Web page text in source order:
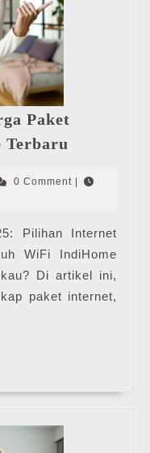
Paket
Terbaru
|
Pasang
WiFi
IndiHome
Terbaru
0 Comment
Pilihan Internet
WiFi IndiHome
Di artikel ini,
paket internet,